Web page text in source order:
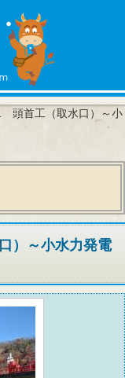
頭首工（取水口）～小
）～小水力発電